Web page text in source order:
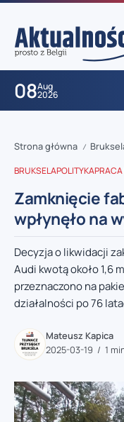
08Aug
2026
Strona główna /
BRUKSELAPOLITYKAPRACA
Zamknięcie
wpłynęło na
Decyzja o likwidacji
Audi kwotą około 1,6
przeznaczono na
działalności po 76
Mateusz Kapica
2025-03-19
1